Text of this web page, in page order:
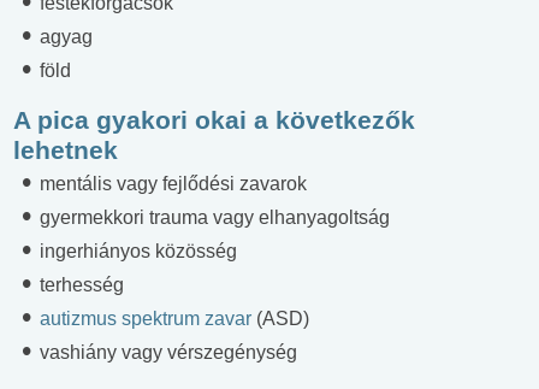
agyag
föld
A pica gyakori okai a következők
lehetnek
mentális vagy fejlődési zavarok
gyermekkori trauma vagy elhanyagoltság
ingerhiányos közösség
terhesség
autizmus spektrum zavar (ASD)
vashiány vagy vérszegénység